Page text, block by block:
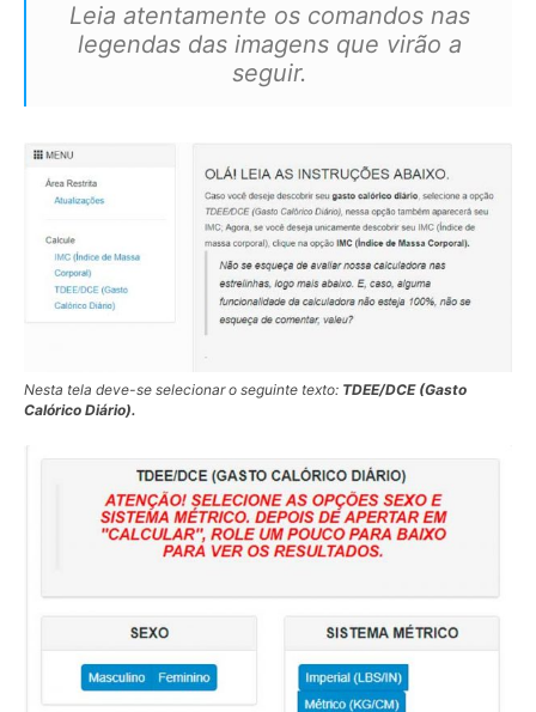
Leia atentamente os comandos nas
legendas das imagens que virão a
seguir.
Nesta tela deve-se selecionar o seguinte texto: TDEE/DCE (Gasto
Calórico Diário).